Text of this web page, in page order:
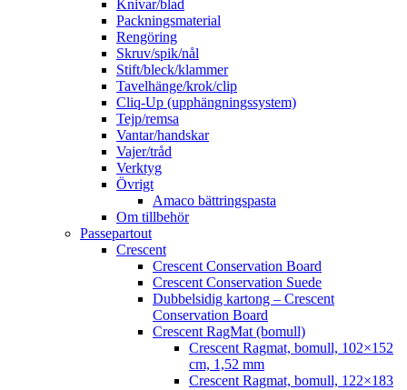
Knivar/blad
Packningsmaterial
Rengöring
Skruv/spik/nål
Stift/bleck/klammer
Tavelhänge/krok/clip
Cliq-Up (upphängningssystem)
Tejp/remsa
Vantar/handskar
Vajer/tråd
Verktyg
Övrigt
Amaco bättringspasta
Om tillbehör
Passepartout
Crescent
Crescent Conservation Board
Crescent Conservation Suede
Dubbelsidig kartong – Crescent
Conservation Board
Crescent RagMat (bomull)
Crescent Ragmat, bomull, 102×152
cm, 1,52 mm
Crescent Ragmat, bomull, 122×183